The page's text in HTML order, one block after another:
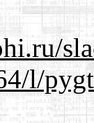
l/